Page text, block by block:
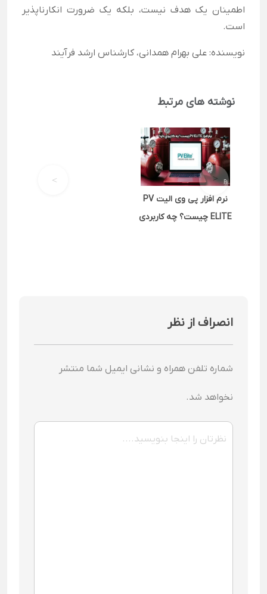
اطمینان یک هدف نیست، بلکه یک ضرورت انکارناپذیر
است.
نویسنده: علی بهرام همدانی، کارشناس ارشد فرآیند
نوشته های مرتبط
نرم افزار پی وی الیت PV
ELITE چیست؟ چه کاربردی
انصراف از نظر
شماره تلفن همراه و نشانی ایمیل شما منتشر
نخواهد شد.